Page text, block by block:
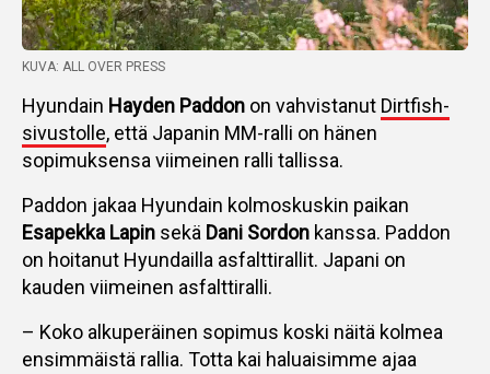
KUVA: ALL OVER PRESS
Hyundain Hayden Paddon on vahvistanut Dirtfish-
sivustolle, että Japanin MM-ralli on hänen
sopimuksensa viimeinen ralli tallissa.
Paddon jakaa Hyundain kolmoskuskin paikan
Esapekka Lapin sekä Dani Sordon kanssa. Paddon
on hoitanut Hyundailla asfalttirallit. Japani on
kauden viimeinen asfalttiralli.
– Koko alkuperäinen sopimus koski näitä kolmea
ensimmäistä rallia. Totta kai haluaisimme ajaa